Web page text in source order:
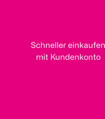
Schneller einkaufen
mit Kundenkonto